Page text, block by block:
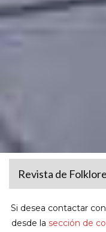
Revista de Folklore
Si desea contactar
desde la sección de